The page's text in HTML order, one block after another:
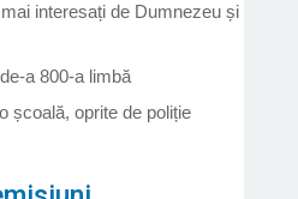
interesați de Dumnezeu și
a 800-a limbă
școală, oprite de poliție